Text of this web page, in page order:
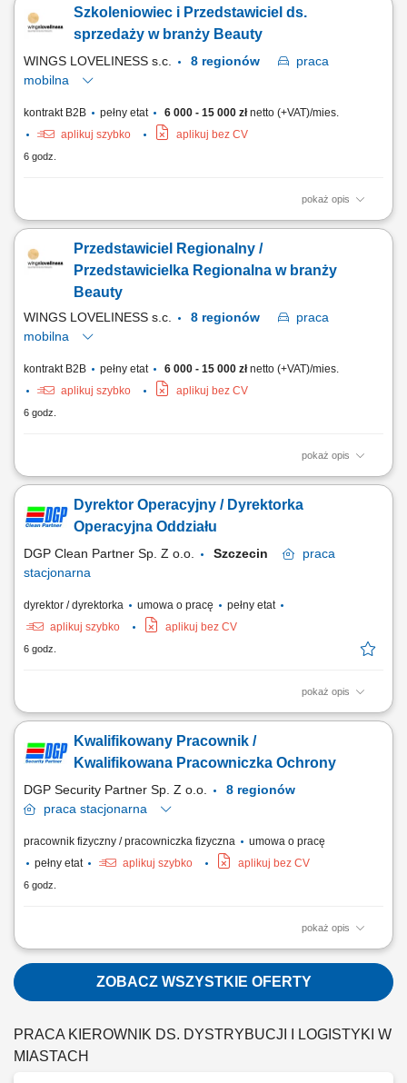
organizacji pracy biura oraz komunikacji wewnętrznej. Rozliczanie
delegacji oraz prowadzenie ewidencji czasu pracy pracowników.
Szkoleniowiec i Przedstawiciel ds.
sprzedaży w branży Beauty
WINGS LOVELINESS s.c.
praca
mobilna
kontrakt B2B pełny etat 6 000 - 15 000 złnetto (+VAT)/mies.
aplikuj szybko
aplikuj bez CV
6 godz.
pokaż opis
Aktywna sprzedaż oraz promocja kosmeceutyków w wyznaczonym
Prowadzenie prezentacji oraz szkoleń produktowych dla partnerów
biznesowych; Aktywne pozyskiwanie nowych klientów (kliniki medycyny
estetycznej, gabinety...
Przedstawiciel Regionalny /
Przedstawicielka Regionalna w branży
Beauty
WINGS LOVELINESS s.c.
praca
mobilna
kontrakt B2B pełny etat 6 000 - 15 000 złnetto (+VAT)/mies.
aplikuj szybko
aplikuj bez CV
6 godz.
pokaż opis
aktywne rozwijanie sieci klientów na powierzonym obszarze, sprzedaż
organizowanie prezentacji oraz szkoleń produktowych, utrzymywanie
trwałych relacji z partnerami biznesowymi, realizowanie założonych
Dyrektor Operacyjny / Dyrektorka
Operacyjna Oddziału
DGP Clean Partner Sp. Z o.o. Szczecin
praca
stacjonarna
dyrektor / dyrektorka umowa o pracę
pełny etat
aplikuj szybko
aplikuj bez CV
6 godz.
pokaż opis
Biuro oddziału w Szczecinie Zakres obowiązków: Osoba zatrudniona na
działalnością oddziału świadczącego usługi porządkowe. Do głównych
zadań należeć będzie: planowanie, organizowanie i nadzorowanie
Kwalifikowany Pracownik /
Kwalifikowana Pracowniczka Ochrony
DGP Security Partner Sp. Z o.o.
praca stacjonarna
pracownik fizyczny / pracowniczka fizyczna
umowa o pracę
pełny etat
aplikuj szybko aplikuj bez CV
6 godz.
pokaż opis
Do Twoich zadań będzie należeć: patrolowanie i monitorowanie
chronionego obiektu, kontrola ruchu pojazdów na terenie obiektu,
zapewnienie bezpieczeństwa osób i mienia, reagowanie na sytuacje
wymagające interwencji zgodnie z obowiązującymi procedurami.
ZOBACZ WSZYSTKIE OFERTY
PRACA KIEROWNIK DS. DYSTRYBUCJI I LOGISTYKI W
MIASTACH